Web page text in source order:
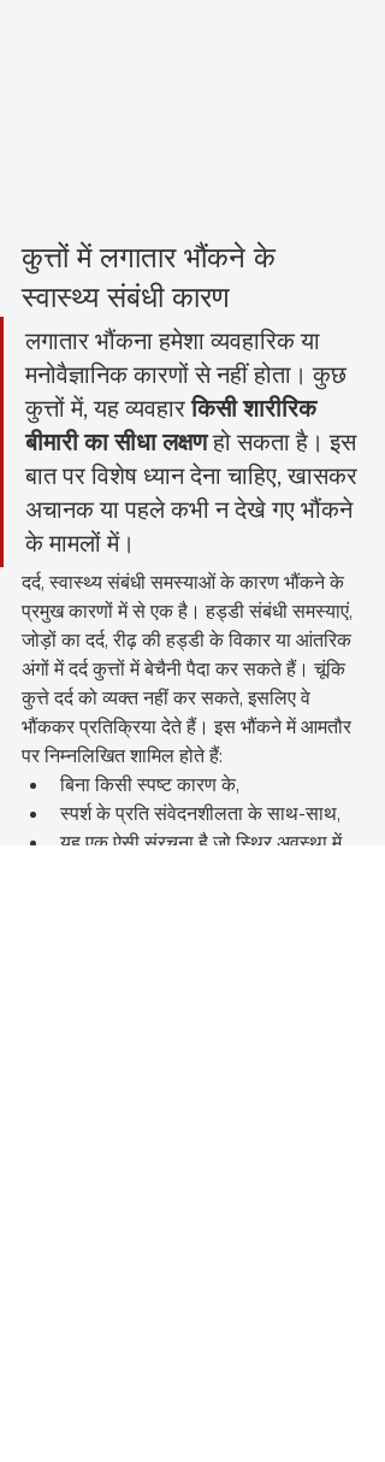
कुत्तों में लगातार भौंकने के
स्वास्थ्य संबंधी कारण
लगातार भौंकना हमेशा व्यवहारिक या
मनोवैज्ञानिक कारणों से नहीं होता। कुछ
कुत्तों में, यह व्यवहार किसी शारीरिक
बीमारी का सीधा लक्षण हो सकता है। इस
बात पर विशेष ध्यान देना चाहिए, खासकर
अचानक या पहले कभी न देखे गए भौंकने
के मामलों में।
दर्द, स्वास्थ्य संबंधी समस्याओं के कारण भौंकने के
प्रमुख कारणों में से एक है। हड्डी संबंधी समस्याएं,
जोड़ों का दर्द, रीढ़ की हड्डी के विकार या आंतरिक
अंगों में दर्द कुत्तों में बेचैनी पैदा कर सकते हैं। चूंकि
कुत्ते दर्द को व्यक्त नहीं कर सकते, इसलिए वे
भौंककर प्रतिक्रिया देते हैं। इस भौंकने में आमतौर
पर निम्नलिखित शामिल होते हैं:
बिना किसी स्पष्ट कारण के,
स्पर्श के प्रति संवेदनशीलता के साथ-साथ,
यह एक ऐसी संरचना है जो स्थिर अवस्था में